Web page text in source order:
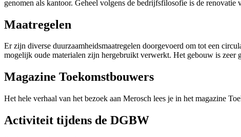
genomen als kantoor. Geheel volgens de bedrijfsfilosofie is de
Maatregelen
Er zijn diverse duurzaamheidsmaatregelen doorgevoerd om tot een
mogelijk oude materialen zijn hergebruikt verwerkt. Het gebouw is zeer
Magazine Toekomstbouwers
Het hele verhaal van het bezoek aan Merosch lees je in het magazine
Activiteit tijdens de DGBW